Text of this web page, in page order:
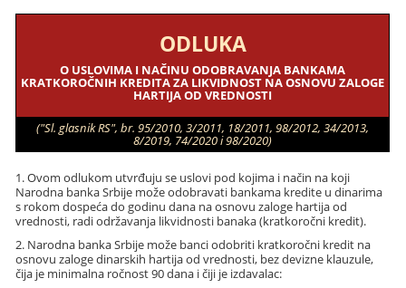
ODLUKA
O USLOVIMA I NAČINU ODOBRAVANJA BANKAMA
KRATKOROČNIH KREDITA ZA LIKVIDNOST NA OSNOVU ZALOGE
HARTIJA OD VREDNOSTI
("Sl. glasnik RS", br. 95/2010, 3/2011, 18/2011, 98/2012, 34/2013,
8/2019, 74/2020 i 98/2020)
1. Ovom odlukom utvrđuju se uslovi pod kojima i način na koji
Narodna banka Srbije može odobravati bankama kredite u dinarima
s rokom dospeća do godinu dana na osnovu zaloge hartija od
vrednosti, radi održavanja likvidnosti banaka (kratkoročni kredit).
2. Narodna banka Srbije može banci odobriti kratkoročni kredit na
osnovu zaloge dinarskih hartija od vrednosti, bez devizne klauzule,
čija je minimalna ročnost 90 dana i čiji je izdavalac: